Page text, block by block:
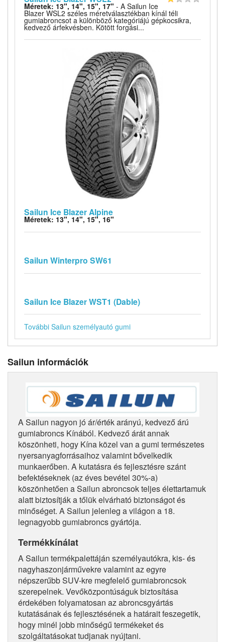
Méretek: 13", 14", 15", 17" - A Sailun Ice
Blazer WSL2 széles méretválasztékban kínál téli
gumiabroncsot a különböző kategóriájú gépkocsikra,
kedvező árfekvésben. Kötött forgási...
Sailun Ice Blazer Alpine
Méretek: 13", 14", 15", 16"
Sailun Winterpro SW61
Sailun Ice Blazer WST1 (Dable)
További Sailun személyautó gumi
Sailun információk
A Sailun nagyon jó ár/érték arányú, kedvező árú
gumiabroncs Kínából. Kedvező árát annak
köszönheti, hogy Kína közel van a gumi természetes
nyersanyagforrásaihoz valamint bővelkedik
munkaerőben. A kutatásra és fejlesztésre szánt
befektéseknek (az éves bevétel 30%-a)
köszönhetően a Sailun abroncsok teljes élettartamuk
alatt biztosítják a tőlük elvárható biztonságot és
minőséget. A Sailun jelenleg a világon a 18.
legnagyobb gumiabroncs gyártója.
Termékkínálat
A Sailun termékpalettáján személyautókra, kis- és
nagyhaszonjárművekre valamint az egyre
népszerűbb SUV-kre megfelelő gumiabroncsok
szerepelnek. Vevőközpontúságuk biztosítása
érdekében folyamatosan az abroncsgyártás
kutatásának és fejlesztésének a határait feszegetik,
hogy minél jobb minőségű termékeket és
szolgáltatásokat tudjanak nyújtani.